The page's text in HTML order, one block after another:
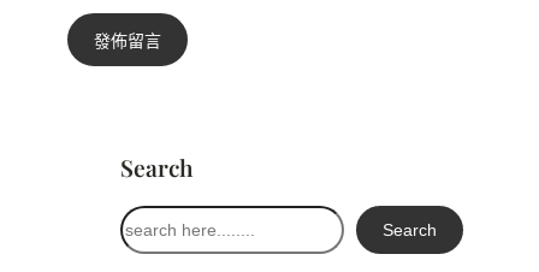
Search
搜
尋
Search